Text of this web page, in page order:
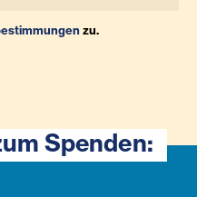
zu.
Spenden: